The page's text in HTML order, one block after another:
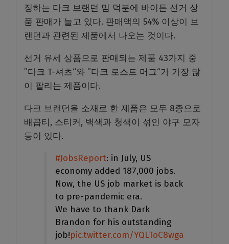
징하는 다크 브랜던 밈 덕분에 바이든 선거 상
품 판매가 늘고 있다. 판매액의 54% 이상이 브
랜던과 관련된 제품에서 나오는 것이다.
선거 유세 상품으로 판매되는 제품 43가지 중
”다크 T-셔츠“와 ”다크 로스트 머그“가 가장 많
이 팔리는 제품이다.
다크 브랜던을 소재로 한 제품은 모두 8종으로
배꼽티, 스티커, 백색과 청색이 섞인 야구 모자
등이 있다.
#JobsReport: in July, US
economy added 187,000 jobs.
Now, the US job market is back
to pre-pandemic era.
We have to thank Dark
Brandon for his outstanding
job!pic.twitter.com/YQLToC8wga